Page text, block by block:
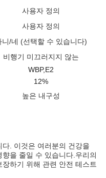
사용자 정의
사용자 정의
니/네 (선택할 수 있습니다)
비행기 미끄러지지 않는
WBP,E2
12%
높은 내구성
. 이것은 여러분의 건강을
을 줄일 수 있습니다.우리의
하기 위해 관련 안전 테스트